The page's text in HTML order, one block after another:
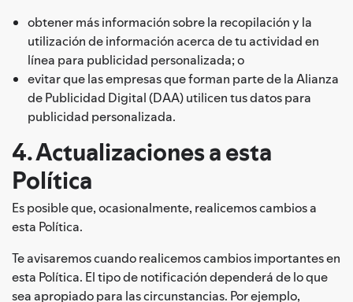
obtener más información sobre la recopilación y la
utilización de información acerca de tu actividad en
línea para publicidad personalizada; o
evitar que las empresas que forman parte de la Alianza
de Publicidad Digital (DAA) utilicen tus datos para
publicidad personalizada.
4. Actualizaciones a esta
Política
Es posible que, ocasionalmente, realicemos cambios a
esta Política.
Te avisaremos cuando realicemos cambios importantes en
esta Política. El tipo de notificación dependerá de lo que
sea apropiado para las circunstancias. Por ejemplo,